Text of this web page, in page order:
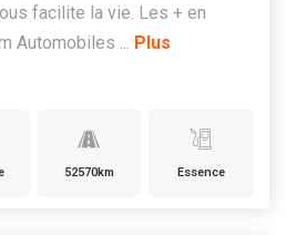
facilite la vie. Les + en
Automobiles ... Plus
52570km Essence